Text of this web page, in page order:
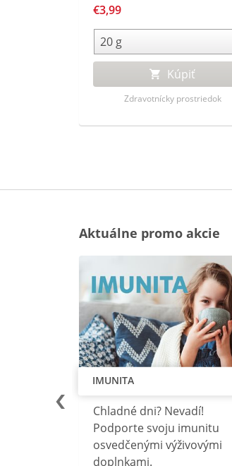
€3,99
Kúpiť
Zdravotnícky prostriedok
Aktuálne promo akcie
IMUNITA
Chladné dni? Nevadí!
Podporte svoju imunitu
osvedčenými výživovými
doplnkami.